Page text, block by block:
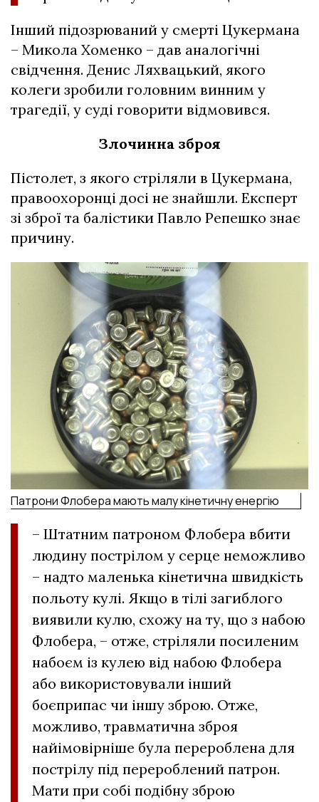
Інший підозрюваний у смерті Цукермана
– Микола Хоменко – дав аналогічні
свідчення. Денис Ляхвацький, якого
колеги зробили головним винним у
трагедії, у суді говорити відмовився.
Злочинна зброя
Пістолет, з якого стріляли в Цукермана,
правоохоронці досі не знайшли. Експерт
зі зброї та балістики Павло Репешко знає
причину.
Патрони Флобера мають малу кінетичну енергію
– Штатним патроном Флобера вбити
людину пострілом у серце неможливо
– надто маленька кінетична швидкість
польоту кулі. Якщо в тілі загиблого
виявили кулю, схожу на ту, що з набою
Флобера, – отже, стріляли посиленим
набоєм із кулею від набою Флобера
або використовували інший
боєприпас чи іншу зброю. Отже,
можливо, травматична зброя
найімовірніше була перероблена для
пострілу під перероблений патрон.
Мати при собі подібну зброю